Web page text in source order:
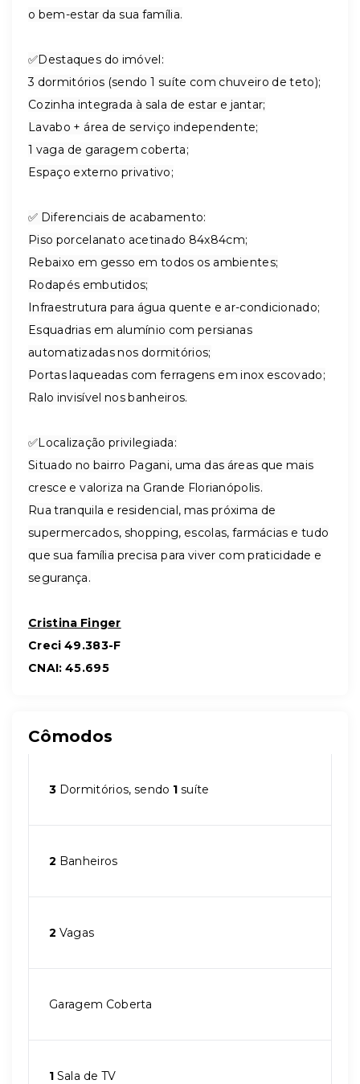
o bem-estar da sua família.
✅Destaques do imóvel:
3 dormitórios (sendo 1 suíte com chuveiro de teto);
Cozinha integrada à sala de estar e jantar;
Lavabo + área de serviço independente;
1 vaga de garagem coberta;
Espaço externo privativo;
✅ Diferenciais de acabamento:
Piso porcelanato acetinado 84x84cm;
Rebaixo em gesso em todos os ambientes;
Rodapés embutidos;
Infraestrutura para água quente e ar-condicionado;
Esquadrias em alumínio com persianas
automatizadas nos dormitórios;
Portas laqueadas com ferragens em inox escovado;
Ralo invisível nos banheiros.
✅Localização privilegiada:
Situado no bairro Pagani, uma das áreas que mais
cresce e valoriza na Grande Florianópolis.
Rua tranquila e residencial, mas próxima de
supermercados, shopping, escolas, farmácias e tudo
que sua família precisa para viver com praticidade e
segurança.
Cristina Finger
Creci 49.383-F
CNAI: 45.695
Cômodos
3 Dormitórios, sendo 1 suíte
2 Banheiros
2 Vagas
Garagem Coberta
1 Sala de TV